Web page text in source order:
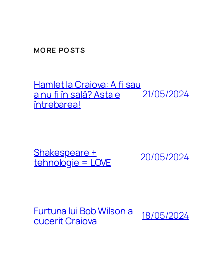
MORE POSTS
Hamlet la Craiova: A fi sau
a nu fi în sală? Asta e
întrebarea!
21/05/2024
Shakespeare +
tehnologie = LOVE 20/05/2024
Furtuna lui Bob Wilson a
cucerit Craiova 18/05/2024